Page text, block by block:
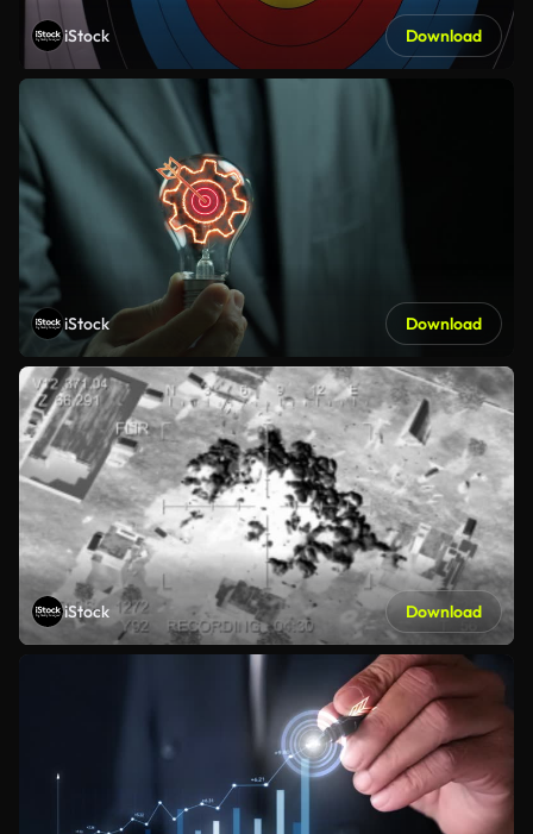
iStock Download
iStock Download
iStock Download